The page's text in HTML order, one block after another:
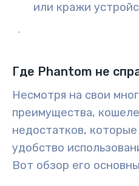
или кражи
.
Где Phantom не
Несмотря на свои
преимущества,
недостатков, которые
удобство
Вот обзор его